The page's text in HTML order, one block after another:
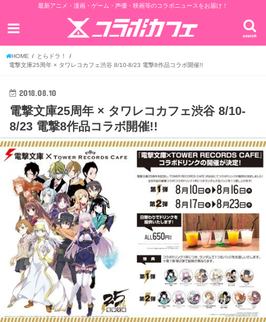
最新アニメ・漫画・ゲーム・声優・映画等のコラボニュースをお届け！
search
HOME
とらドラ！
電撃文庫25周年 × タワレコカフェ渋谷 8/10-8/23 電撃8作品コラボ開催!!
2018.08.10
電撃文庫25周年 × タワレコカフェ渋谷 8/10-
8/23 電撃8作品コラボ開催!!